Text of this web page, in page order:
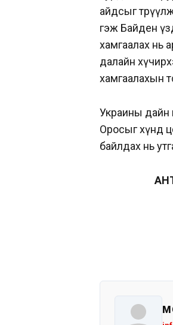
айдсыг
гэж Байден
хамгаалах нь
далайн
хамгаалахын
Украины дайн
Оросыг хүнд
байлдах нь